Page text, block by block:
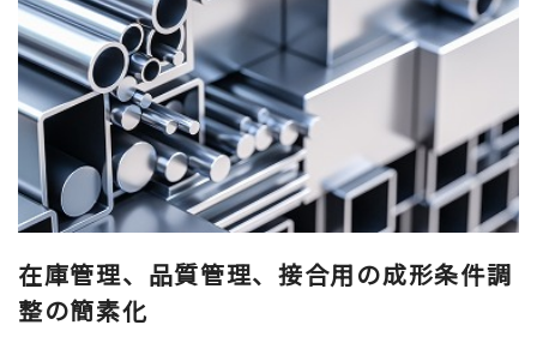
在庫管理、品質管理、接合用の成形条件調
整の簡素化